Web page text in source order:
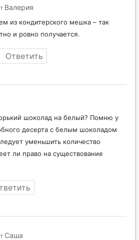
Валерия
из кондитерского мешка – так
и ровно получается.
Ответить
шоколад на белый? Помню у
десерта с белым шоколадом
уменьшить количество
ли право на существование
Саша